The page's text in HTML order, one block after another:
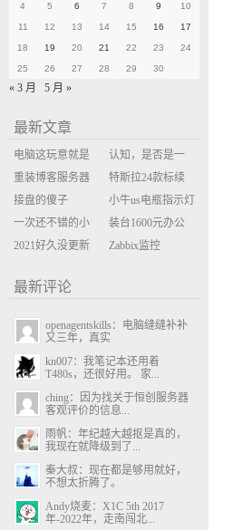
4 5 6 7 8 9 10
11 12 13 14 15 16 17
18 19 20 21 22 23 24
25 26 27 28 29 30
« 3 月 5 月 »
最新文章
电脑这玩意就是
缝缝补补的事
认知，是否是一
座大山？当架构
决策变成配置清
单比价
重装博客服务器
环境
特斯拉24款标续
Model Y 2万公里
使用体验
接盘的傻子
小牛us电瓶指示灯
闪三次不上电
一次还不错的小
米售后体验
装台1600元办公
主机
2021好久没更新
Zabbix监控
最新评论
openagentskills：电脑缝缝补补
又三年，真实
kn007：我笔记本还用着
T480s，还很好用。 家...
ching：因为找关于恒创服务器
客观评价的信息...
雨帆：年纪越大越抠是真的，
我现在就降级到了...
秦大叔：现在都是够用就好，
不想太折腾了。
Andy烧麦：X1C 5th 2017
年-2022年，走南闯北...